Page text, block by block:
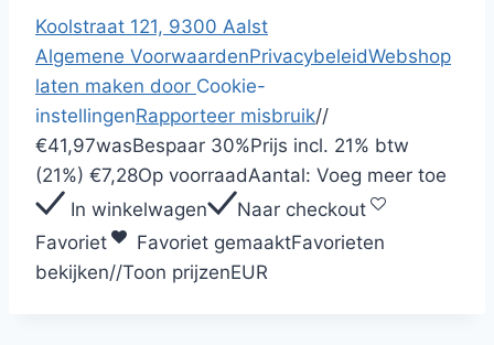
Koolstraat 121, 9300 Aalst
Algemene VoorwaardenPrivacybeleidWebshop
laten maken door Cookie-
instellingenRapporteer misbruik//
€41,97wasBespaar 30%Prijs incl. 21% btw
(21%) €7,28Op voorraadAantal: Voeg meer toe
In winkelwagen
Naar checkout
Favoriet
Favoriet gemaaktFavorieten
bekijken//Toon prijzenEUR